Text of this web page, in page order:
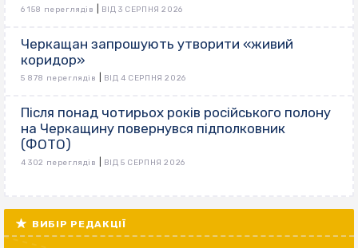
6 158 переглядів ВІД 3 СЕРПНЯ 2026
Черкащан запрошують утворити «живий
коридор»
5 878 переглядів ВІД 4 СЕРПНЯ 2026
Після понад чотирьох років російського полону
на Черкащину повернувся підполковник
(ФОТО)
4 302 переглядів ВІД 5 СЕРПНЯ 2026
ВИБІР РЕДАКЦІЇ